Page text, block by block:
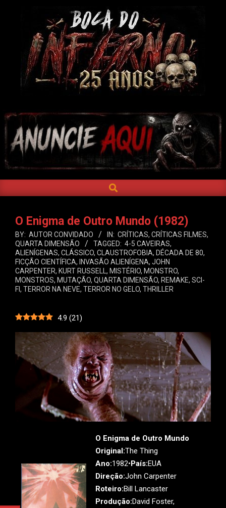
DO
INFERNO
Navigation
SEARCH
O Enigma de Outro Mundo (1982)
BY: AUTOR CONVIDADO IN: CRÍTICAS, CRÍTICAS FILMES,
QUARTA DIMENSÃO
TAGGED: 4-5 CAVEIRAS,
ALIENÍGENAS, CLÁSSICO, CLAUSTROFOBIA, DÉCADA DE 80,
FICÇÃO CIENTÍFICA, INVASÃO ALIENÍGENA, JOHN
CARPENTER, KURT RUSSELL, MISTÉRIO, MONSTRO,
MONSTROS, MUTAÇÃO, QUARTA DIMENSÃO, REMAKE, SCI-
FI, TERROR NA NEVE, TERROR NO GELO, THRILLER
4.9 (21)
O Enigma de Outro Mundo
Original:The Thing
Ano:1982• País:EUA
Direção:John Carpenter
Roteiro:Bill Lancaster
Produção:David Foster,